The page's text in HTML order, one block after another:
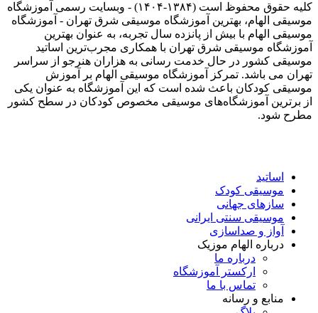
کلیه حقوق محفوظ است (۱۳۸۴-۱۴۰۴) - وبسایت رسمی آموزشگاه
موسیقی الهام، بهترین آموزشگاه موسیقی شرق تهران - آموزشگاه
موسیقی الهام با بیش از پانزده سال تجربه، به عنوان بهترین
آموزشگاه موسیقی شرق تهران با همکاری مجرب‌ترین اساتید
موسیقی کشور در حال خدمت رسانی به هزاران هنرجو از سراسر
تهران می باشد. تمرکز آموزشگاه موسیقی الهام بر آموزش
موسیقی کودکان باعث شده است که این آموزشگاه به عنوان یکی
از برترین آموزشگاه‌های موسیقی مخصوص کودکان در سطح کشور
مطرح شود.
اساتید
موسیقی کودک
سازهای جهانی
موسیقی سنتی ایرانی
آواز و صداسازی
درباره الهام موزیک
درباره ما
ارکستر آموزشگاه
تماس با ما
منابع و رسانه